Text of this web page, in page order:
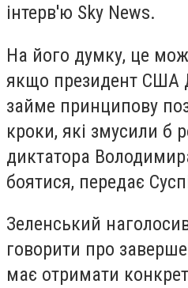
інтерв'ю Sky News.
На його думку, це
якщо президент США
займе принципову
кроки, які змусили б
диктатора
боятися, передає
Зеленський
говорити про
має отримати